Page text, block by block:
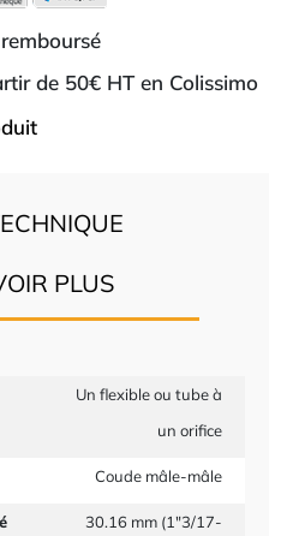
de 50€ HT en Colissimo
PLUS
Un flexible ou tube à
un orifice
Coude mâle-mâle
30.16 mm (1"3/17-